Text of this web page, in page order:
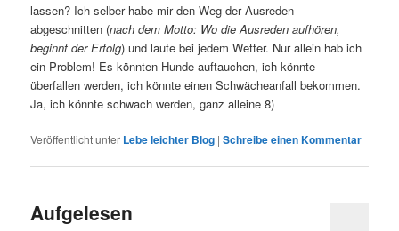
lassen? Ich selber habe mir den Weg der Ausreden
abgeschnitten (nach dem Motto: Wo die Ausreden aufhören,
beginnt der Erfolg) und laufe bei jedem Wetter. Nur allein hab ich
ein Problem! Es könnten Hunde auftauchen, ich könnte
überfallen werden, ich könnte einen Schwächeanfall bekommen.
Ja, ich könnte schwach werden, ganz alleine 8)
Veröffentlicht unter Lebe leichter Blog |Schreibe einen Kommentar
Aufgelesen